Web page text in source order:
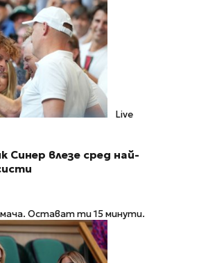
Live
Синер влезе сред най-
мача. Остават ти 15 минути.